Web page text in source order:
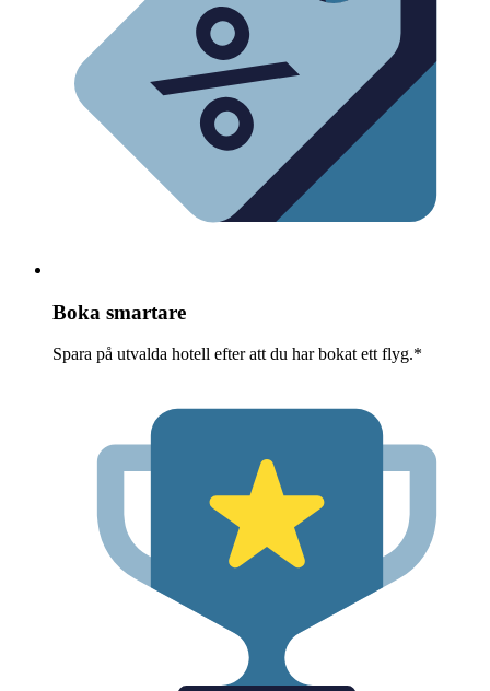
Boka smartare
Spara på utvalda hotell efter att du har bokat ett flyg.*